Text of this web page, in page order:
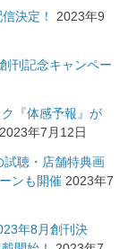
決定！
2023年9
刊記念キャンペー
『体感予報』が
2023年7月12日
試聴・店舗特典画
ンも開催 2023年7
年8月創刊決